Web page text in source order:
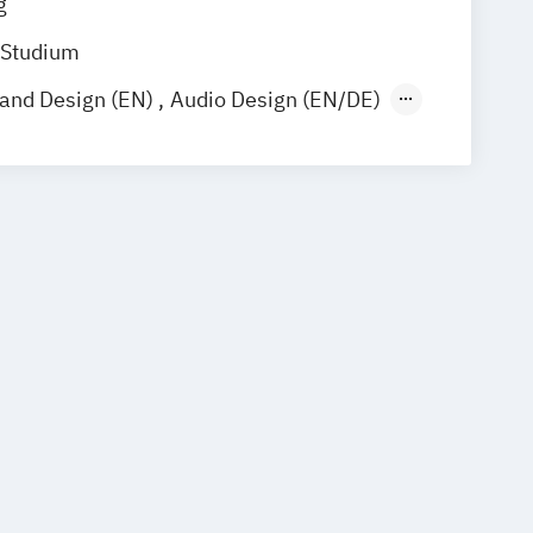
Design (EN)
Audio Design (EN/DE)
(EN) Film und Fernsehen